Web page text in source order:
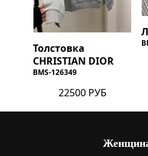
Толстовка
CHRISTIAN DIOR
BMS-126349
22500 РУБ